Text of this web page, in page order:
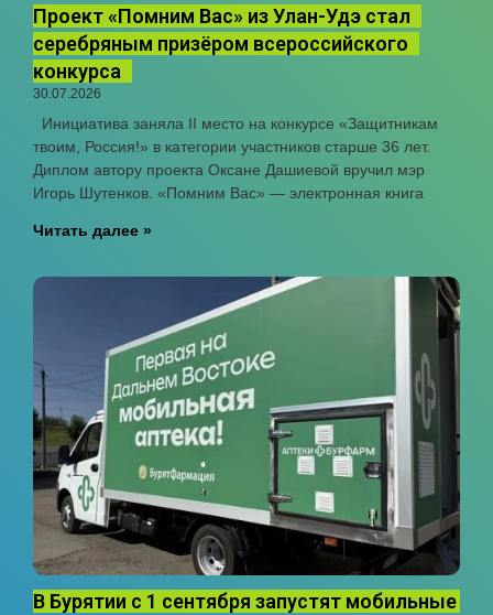
Проект «Помним Вас» из Улан-Удэ стал
серебряным призёром всероссийского
конкурса
30.07.2026
Инициатива заняла II место на конкурсе «Защитникам
твоим, Россия!» в категории участников старше 36 лет.
Диплом автору проекта Оксане Дашиевой вручил мэр
Игорь Шутенков. «Помним Вас» — электронная книга
Читать далее »
В Бурятии с 1 сентября запустят мобильные